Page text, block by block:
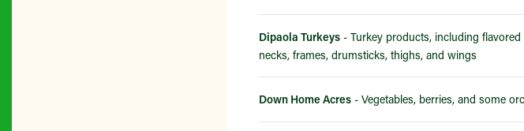
Dipaola Turkeys - Turkey products, including
necks, frames, drumsticks, thighs, and wings
Down Home Acres - Vegetables, berries, and some